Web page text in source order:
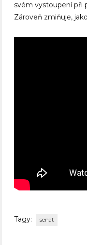
svém vystoupení při
Zároveň zmiňuje,
Tagy: senát